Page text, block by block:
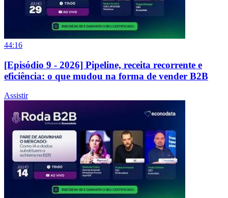
44:16
[Episódio 9 - 2026] Pipeline, receita recorrente e
eficiência: o que mudou na forma de vender B2B
Assistir